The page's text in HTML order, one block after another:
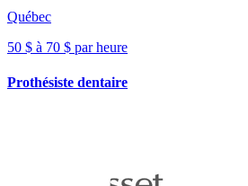
Québec
50 $ à 70 $ par heure
Prothésiste dentaire